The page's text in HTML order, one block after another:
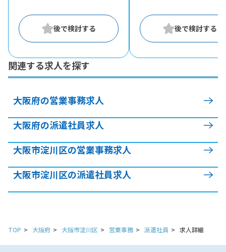
関連する求人を探す
大阪府の営業事務求人
大阪府の派遣社員求人
大阪市淀川区の営業事務求人
大阪市淀川区の派遣社員求人
TOP 大阪府 大阪市淀川区 営業事務 派遣社員 求人詳細